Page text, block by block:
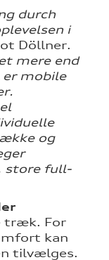
durch
i
Döllner.
mere end
mobile
og
store full-
træk. For
kan
tilvælges.